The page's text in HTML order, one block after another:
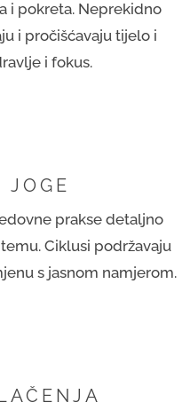
i pokreta. Neprekidno
i pročišćavaju tijelo i
i fokus.
JOGE
prakse detaljno
Ciklusi podržavaju
s jasnom namjerom.